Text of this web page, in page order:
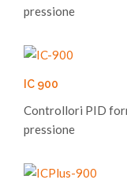
pressione
IC 900
Controllori PID
pressione